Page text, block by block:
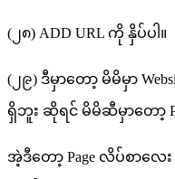
(၂၈) ADD URL ကို နှိပ်ပါ။
(၂၉) ဒီမှာတော့ မိမိမှာ
ရှိဘူး ဆိုရင် မိမိဆီမှာတော့
အဲ့ဒီတော့ Page လိပ်စာလ